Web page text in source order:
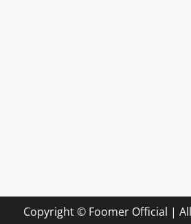
Copyright © Foomer Official |